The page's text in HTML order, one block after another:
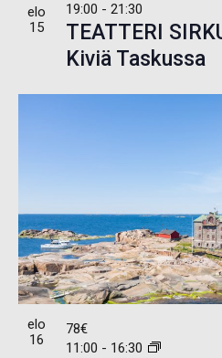
elo
15
TEATTERI
Kiviä Taskussa
19:00 - 21:30
elo
16
11:00 - 16:30
78€